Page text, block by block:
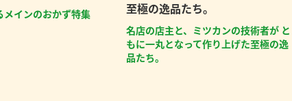
メインのおかず特集
至極の逸品たち。
名店の店主と、ミツカンの技術者が と
もに一丸となって作り上げた至極の逸
品たち。